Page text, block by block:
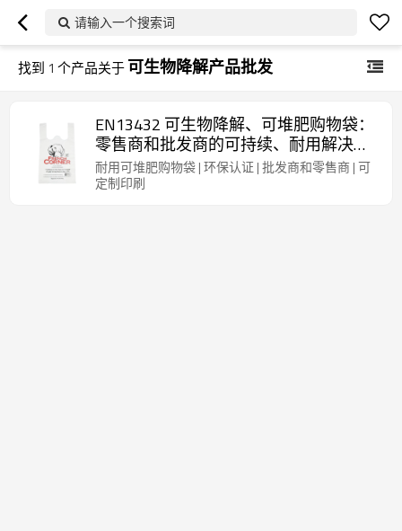
请输入一个搜索词
找到 1 个产品关于可生物降解产品批发
EN13432 可生物降解、可堆肥购物袋：
零售商和批发商的可持续、耐用解决方
案
耐用可堆肥购物袋 | 环保认证 | 批发商和零售商 | 可
定制印刷